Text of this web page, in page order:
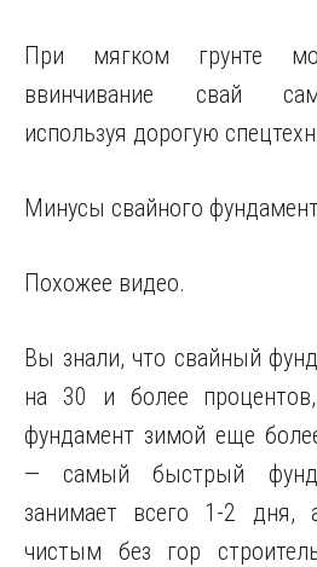
При мягком грунте
ввинчивание свай
используя дорогую
Минусы свайного
Похожее видео.
Вы знали, что свайный
на 30 и более
фундамент зимой еще
— самый быстрый
занимает всего 1-2 дня,
чистым без гор